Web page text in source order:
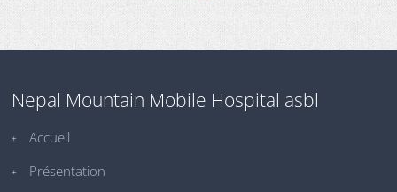
Nepal Mountain Mobile Hospital asbl
Accueil
Présentation